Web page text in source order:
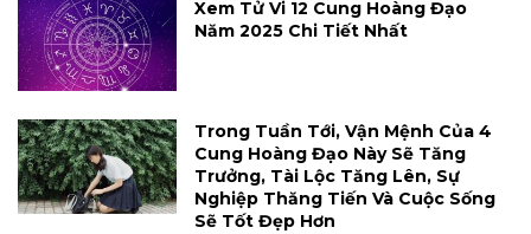
Xem Tử Vi 12 Cung Hoàng Đạo
Năm 2025 Chi Tiết Nhất
Trong Tuần Tới, Vận Mệnh Của 4
Cung Hoàng Đạo Này Sẽ Tăng
Trưởng, Tài Lộc Tăng Lên, Sự
Nghiệp Thăng Tiến Và Cuộc Sống
Sẽ Tốt Đẹp Hơn